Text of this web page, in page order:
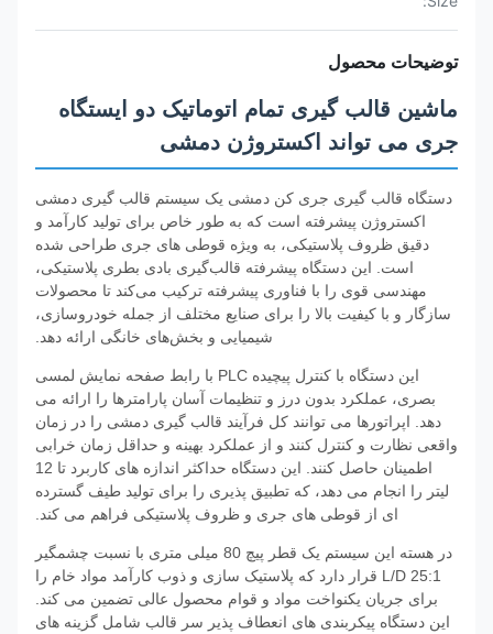
توضیحات محصول
ماشین قالب گیری تمام اتوماتیک دو ایستگاه
جری می تواند اکستروژن دمشی
دستگاه قالب گیری جری کن دمشی یک سیستم قالب گیری دمشی
اکستروژن پیشرفته است که به طور خاص برای تولید کارآمد و
دقیق ظروف پلاستیکی، به ویژه قوطی های جری طراحی شده
است. این دستگاه پیشرفته قالب‌گیری بادی بطری پلاستیکی،
مهندسی قوی را با فناوری پیشرفته ترکیب می‌کند تا محصولات
سازگار و با کیفیت بالا را برای صنایع مختلف از جمله خودروسازی،
شیمیایی و بخش‌های خانگی ارائه دهد.
این دستگاه با کنترل پیچیده PLC با رابط صفحه نمایش لمسی
بصری، عملکرد بدون درز و تنظیمات آسان پارامترها را ارائه می
دهد. اپراتورها می توانند کل فرآیند قالب گیری دمشی را در زمان
واقعی نظارت و کنترل کنند و از عملکرد بهینه و حداقل زمان خرابی
اطمینان حاصل کنند. این دستگاه حداکثر اندازه های کاربرد تا 12
لیتر را انجام می دهد، که تطبیق پذیری را برای تولید طیف گسترده
ای از قوطی های جری و ظروف پلاستیکی فراهم می کند.
در هسته این سیستم یک قطر پیچ 80 میلی متری با نسبت چشمگیر
25:1 L/D قرار دارد که پلاستیک سازی و ذوب کارآمد مواد خام را
برای جریان یکنواخت مواد و قوام محصول عالی تضمین می کند.
این دستگاه پیکربندی های انعطاف پذیر سر قالب شامل گزینه های